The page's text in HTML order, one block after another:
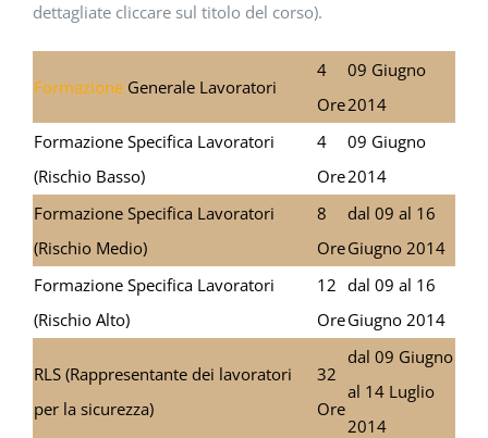
dettagliate cliccare sul titolo del corso).
Formazione Generale Lavoratori
4
Ore
09 Giugno
2014
Formazione Specifica Lavoratori
(Rischio Basso)
4
Ore
09 Giugno
2014
Formazione Specifica Lavoratori
(Rischio Medio)
8
Ore
dal 09 al 16
Giugno 2014
Formazione Specifica Lavoratori
(Rischio Alto)
12
Ore
dal 09 al 16
Giugno 2014
RLS (Rappresentante dei lavoratori
per la sicurezza)
32
Ore
dal 09 Giugno
al 14 Luglio
2014